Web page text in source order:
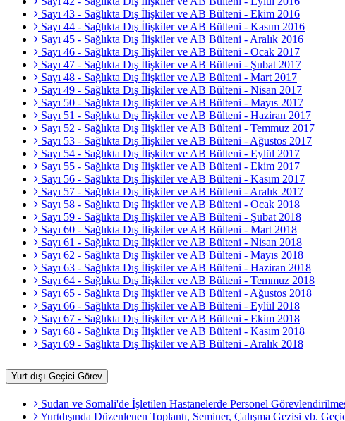
Sayı 43 - Sağlıkta Dış İlişkiler ve AB Bülteni - Ekim 2016
Sayı 44 - Sağlıkta Dış İlişkiler ve AB Bülteni - Kasım 2016
Sayı 45 - Sağlıkta Dış İlişkiler ve AB Bülteni - Aralık 2016
Sayı 46 - Sağlıkta Dış İlişkiler ve AB Bülteni - Ocak 2017
Sayı 47 - Sağlıkta Dış İlişkiler ve AB Bülteni - Şubat 2017
Sayı 48 - Sağlıkta Dış İlişkiler ve AB Bülteni - Mart 2017
Sayı 49 - Sağlıkta Dış İlişkiler ve AB Bülteni - Nisan 2017
Sayı 50 - Sağlıkta Dış İlişkiler ve AB Bülteni - Mayıs 2017
Sayı 51 - Sağlıkta Dış İlişkiler ve AB Bülteni - Haziran 2017
Sayı 52 - Sağlıkta Dış İlişkiler ve AB Bülteni - Temmuz 2017
Sayı 53 - Sağlıkta Dış İlişkiler ve AB Bülteni - Ağustos 2017
Sayı 54 - Sağlıkta Dış İlişkiler ve AB Bülteni - Eylül 2017
Sayı 55 - Sağlıkta Dış İlişkiler ve AB Bülteni - Ekim 2017
Sayı 56 - Sağlıkta Dış İlişkiler ve AB Bülteni - Kasım 2017
Sayı 57 - Sağlıkta Dış İlişkiler ve AB Bülteni - Aralık 2017
Sayı 58 - Sağlıkta Dış İlişkiler ve AB Bülteni - Ocak 2018
Sayı 59 - Sağlıkta Dış İlişkiler ve AB Bülteni - Şubat 2018
Sayı 60 - Sağlıkta Dış İlişkiler ve AB Bülteni - Mart 2018
Sayı 61 - Sağlıkta Dış İlişkiler ve AB Bülteni - Nisan 2018
Sayı 62 - Sağlıkta Dış İlişkiler ve AB Bülteni - Mayıs 2018
Sayı 63 - Sağlıkta Dış İlişkiler ve AB Bülteni - Haziran 2018
Sayı 64 - Sağlıkta Dış İlişkiler ve AB Bülteni - Temmuz 2018
Sayı 65 - Sağlıkta Dış İlişkiler ve AB Bülteni - Ağustos 2018
Sayı 66 - Sağlıkta Dış İlişkiler ve AB Bülteni - Eylül 2018
Sayı 67 - Sağlıkta Dış İlişkiler ve AB Bülteni - Ekim 2018
Sayı 68 - Sağlıkta Dış İlişkiler ve AB Bülteni - Kasım 2018
Sayı 69 - Sağlıkta Dış İlişkiler ve AB Bülteni - Aralık 2018
Yurt dışı Geçici Görev
Sudan ve Somali'de İşletilen Hastanelerde Personel
Yurtdışında Düzenlenen Toplantı, Seminer, Çalışma Gezisi vb.